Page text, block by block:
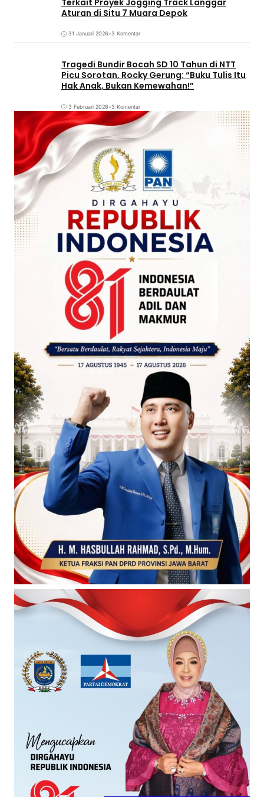
Aturan di Situ 7 Muara Depok
31 Januari 2026•3 Komentar
Tragedi Bundir Bocah SD 10 Tahun di NTT
Picu Sorotan, Rocky Gerung: “Buku Tulis Itu
Hak Anak, Bukan Kemewahan!”
3 Februari 2026•3 Komentar